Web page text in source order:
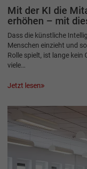
Mit der KI die
erhöhen – mit
Dass die künstliche
Menschen einzieht und
Rolle spielt, ist lange kein
viele…
Jetzt lesen